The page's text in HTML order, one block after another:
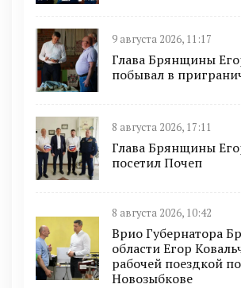
9 августа 2026, 11:17
Глава Брянщины
побывал в
8 августа 2026, 17:11
Глава Брянщины
посетил Почеп
8 августа 2026, 10:42
Врио Губернатора
области Егор
рабочей поездкой
Новозыбкове